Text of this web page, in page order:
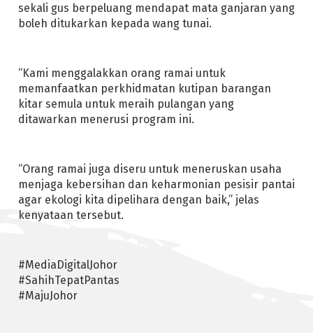
sekali gus berpeluang mendapat mata ganjaran yang
boleh ditukarkan kepada wang tunai.
“Kami menggalakkan orang ramai untuk
memanfaatkan perkhidmatan kutipan barangan
kitar semula untuk meraih pulangan yang
ditawarkan menerusi program ini.
“Orang ramai juga diseru untuk meneruskan usaha
menjaga kebersihan dan keharmonian pesisir pantai
agar ekologi kita dipelihara dengan baik,” jelas
kenyataan tersebut.
#MediaDigitalJohor
#SahihTepatPantas
#MajuJohor